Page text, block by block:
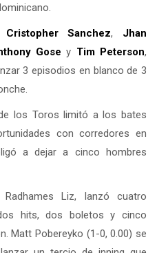
Cristopher Sanchez, Jhan
Gose y Tim Peterson,
3 episodios en blanco de 3
los Toros limitó a los bates
con corredores en
a dejar a cinco hombres
Radhames Liz, lanzó cuatro
hits, dos boletos y cinco
Matt Pobereyko (1-0, 0.00) se